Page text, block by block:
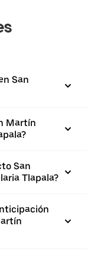
San
Martín
San
Tlapala?